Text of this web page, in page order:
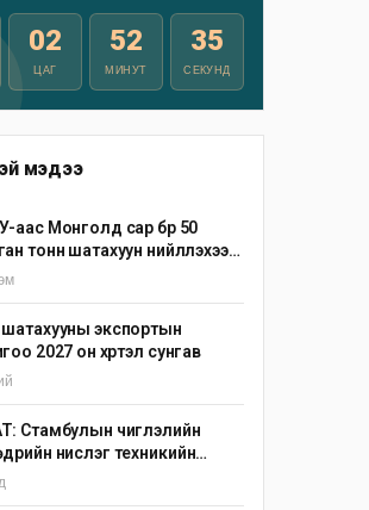
02
ЦАГ
52
МИНУТ
34
СЕКУНД
мэдээ
аас Монголд сар бүр 50
тонн шатахуун нийлүүлэхээр
экспортын
2027 он хүртэл сунгав
Стамбулын чиглэлийн
нислэг техникийн
цуцлагдлаа